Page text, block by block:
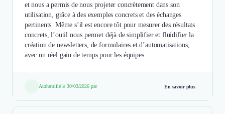
et nous a permis de nous projeter concrètement dans son
utilisation, grâce à des exemples concrets et des échanges
pertinents. Même s’il est encore tôt pour mesurer des résultats
concrets, l’outil nous permet déjà de simplifier et fluidifier la
création de newsletters, de formulaires et d’automatisations,
avec un réel gain de temps pour les équipes.
Authentifié le 30/03/2026 par En savoir plus